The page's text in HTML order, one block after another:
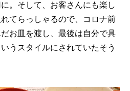
。そして、お客さんにも楽し
てらっしゃるので、コロナ前
お皿を渡し、最後は自分で具
うスタイルにされていたそう